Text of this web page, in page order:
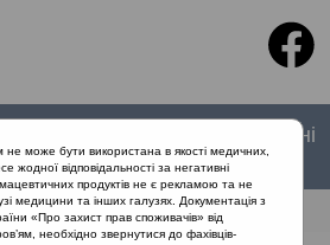
Спеціальні
випуски
Комплексна терапія ГРС та ГСО
може бути використана в якості медичних,
відповідальності за негативні
продуктів не є рекламою та не
медицини та інших галузях. Документація з
«Про захист прав споживачів» від
необхідно звернутися до фахівців-